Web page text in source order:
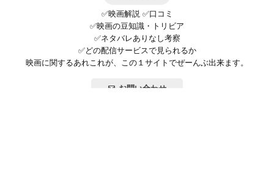
✅映画解説 ✅口コミ
✅映画の豆知識・トリビア
✅ネタバレありなし考察
✅どの配信サービスで見られるか
映画に関するあれこれが、この１サイトでぜーんぶ出来ます。
お問い合わせ